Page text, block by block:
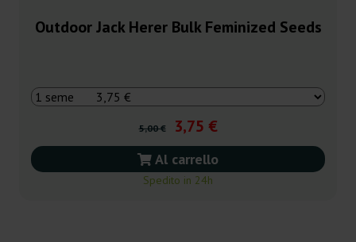
Outdoor Jack Herer Bulk Feminized Seeds
5,00 € 3,75 €
Al carrello
Spedito in 24h